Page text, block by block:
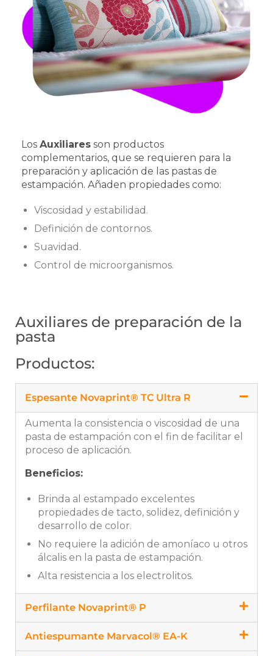
Los Auxiliares son productos
complementarios, que se requieren para la
preparación y aplicación de las pastas de
estampación. Añaden propiedades como:
Viscosidad y estabilidad.
Definición de contornos.
Suavidad.
Control de microorganismos.
Auxiliares de preparación de la
pasta
Productos:
Espesante Novaprint® TC Ultra R
Aumenta la consistencia o viscosidad de una
pasta de estampación con el fin de facilitar el
proceso de aplicación.
Beneficios:
Brinda al estampado excelentes
propiedades de tacto, solidez, definición y
desarrollo de color.
No requiere la adición de amoníaco u otros
álcalis en la pasta de estampación.
Alta resistencia a los electrolitos.
Perfilante Novaprint® P
Antiespumante Marvacol® EA-K